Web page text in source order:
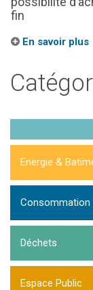
fin
En savoir plus
Energie &
Consommation
Déchets
Espace Public